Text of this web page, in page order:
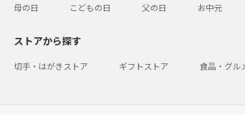
母の日 こどもの日 父の日 お中元
ストアから探す
切手・はがきストア ギフトストア 食品・グル